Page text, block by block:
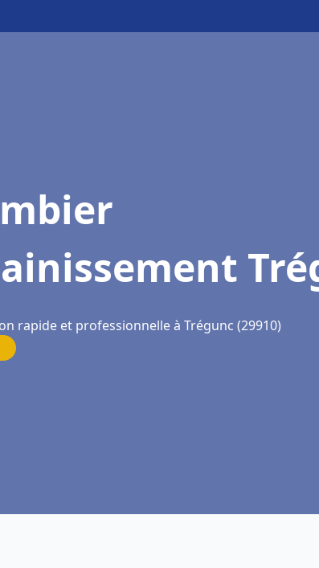
rapide et professionnelle à Trégunc (29910)